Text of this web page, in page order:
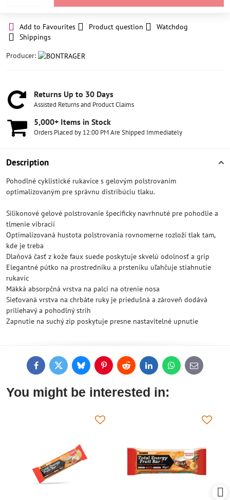
Add to Favourites Product question
Watchdog
Shippings
Producer:
Returns Up to 30 Days
Assisted Returns and Product Claims
5,000+ Items in Stock
Orders Placed by 12:00 PM Are Shipped Immediately
Description
Pohodlné cyklistické rukavice s gelovým polstrovaním
optimalizovaným pre správnu distribúciu tlaku.
Silikonové gelové polstrovanie špecificky navrhnuté pre pohodlie a
tlmenie vibracií
Optimalizovaná hustota polstrovania rovnomerne rozloží tlak tam,
kde je treba
Dlaňová časť z kože faux suede poskytuje skvelú odolnosť a grip
Elegantné pútko na prostredníku a prsteníku uľahčuje stiahnutie
rukavíc
Mäkká absorpčná vrstva na palci na otrenie nosa
Sieťovaná vrstva na chrbáte ruky je priedušná a zároveň dodává
priliehavý a pohodlný strih
Zapnutie na suchý zip poskytuje presne nastavitelné upnutie
FacebookTwitterBlueskyPinterestReddit LinkedInWhatsApp
E-
mail
You might be interested in: